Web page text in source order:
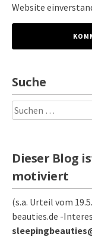
Website
Suche
Suchen
nach:
Dieser Blog
motiviert
(s.a. Urteil vom
beauties.de -